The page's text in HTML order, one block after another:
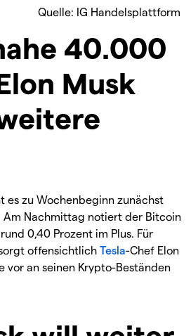
Quelle: IG Handelsplattform
40.000
Musk
es zu Wochenbeginn zunächst
Nachmittag notiert der Bitcoin
0,40 Prozent im Plus. Für
offensichtlich Tesla-Chef Elon
vor an seinen Krypto-Beständen